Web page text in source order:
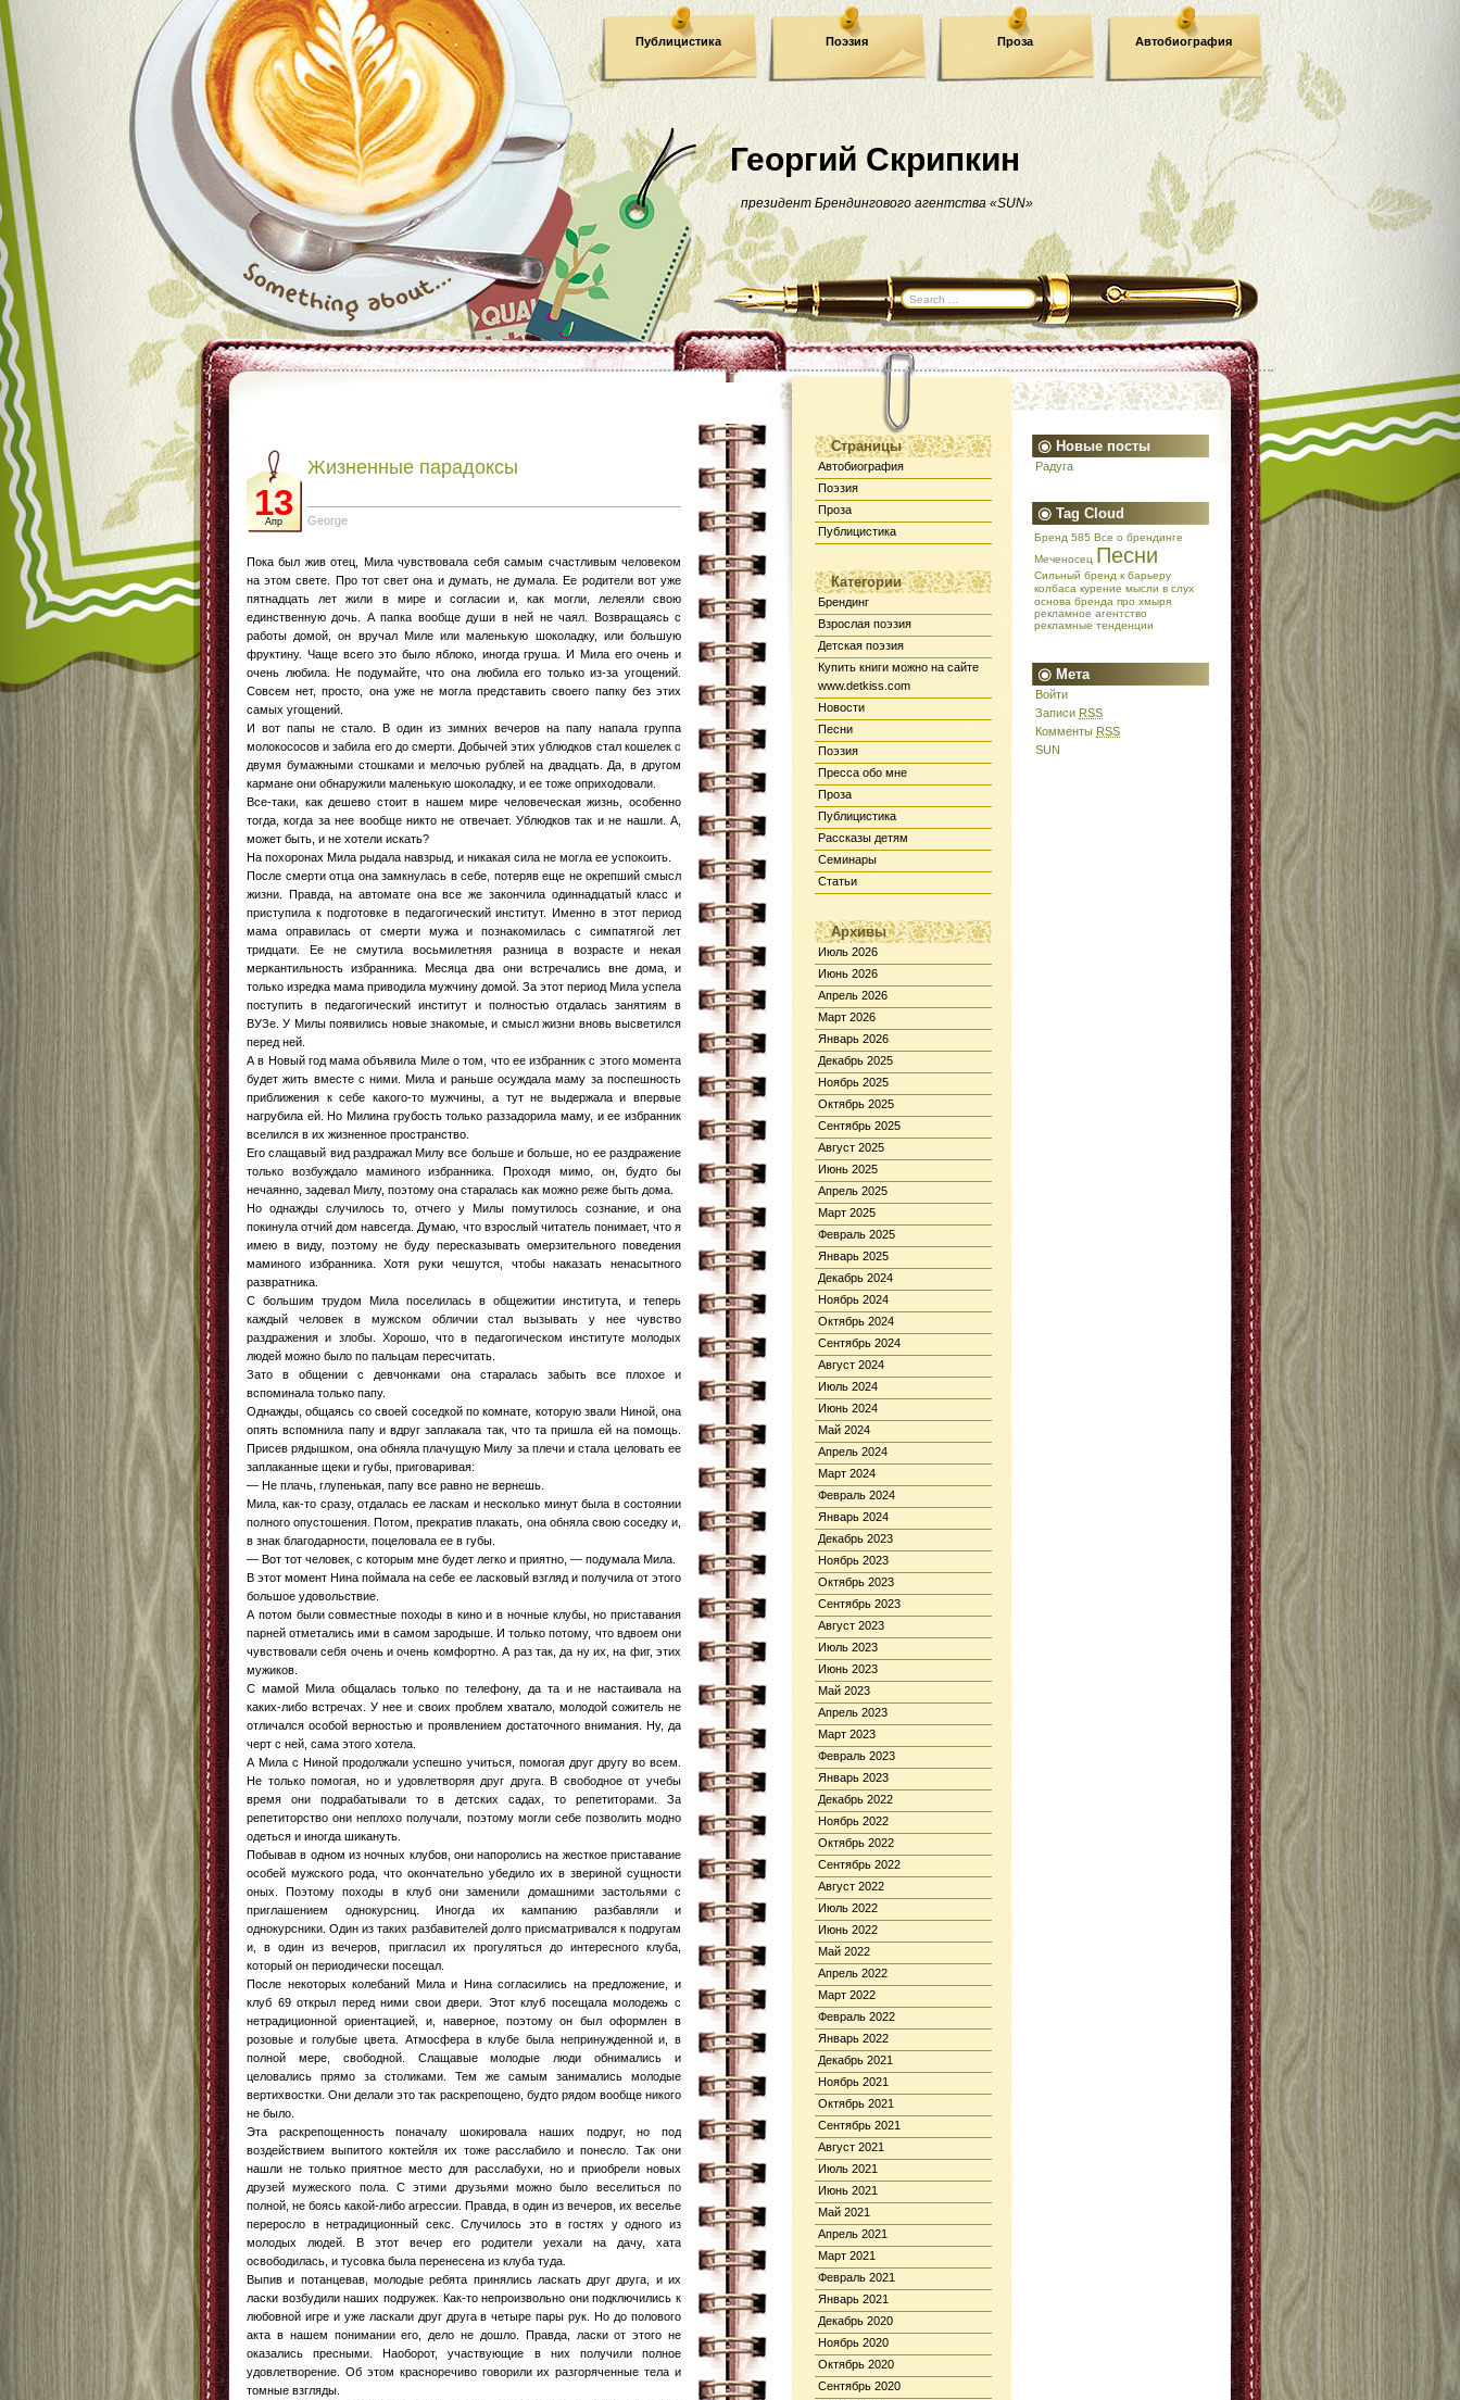
Георгий Скрипкин
президент Брендингового агентства «SUN»
Публицистика Поэзия Проза Автобиография
Страницы
Автобиография
Поэзия
Проза
Публицистика
Категории
Брендинг
Взрослая поэзия
Детская поэзия
Купить книги можно на сайте
www.detkiss.com
Новости
Песни
Поэзия
Пресса обо мне
Проза
Публицистика
Рассказы детям
Семинары
Статьи
Архивы
Июль 2026
Июнь 2026
Апрель 2026
Март 2026
Январь 2026
Декабрь 2025
Ноябрь 2025
Октябрь 2025
Сентябрь 2025
Август 2025
Июнь 2025
Апрель 2025
Март 2025
Февраль 2025
Январь 2025
Декабрь 2024
Ноябрь 2024
Октябрь 2024
Сентябрь 2024
Август 2024
Июль 2024
Июнь 2024
Май 2024
Апрель 2024
Март 2024
Февраль 2024
Январь 2024
Декабрь 2023
Ноябрь 2023
Октябрь 2023
Сентябрь 2023
Август 2023
Июль 2023
Июнь 2023
Май 2023
Апрель 2023
Март 2023
Февраль 2023
Январь 2023
Декабрь 2022
Ноябрь 2022
Октябрь 2022
Сентябрь 2022
Август 2022
Июль 2022
Июнь 2022
Май 2022
Апрель 2022
Март 2022
Февраль 2022
Январь 2022
Декабрь 2021
Ноябрь 2021
Октябрь 2021
Сентябрь 2021
Август 2021
Июль 2021
Июнь 2021
Май 2021
Апрель 2021
Март 2021
Февраль 2021
Январь 2021
Декабрь 2020
Ноябрь 2020
Октябрь 2020
Сентябрь 2020
Новые посты
Радуга
Tag Cloud
Бренд 585 Все о брендинге
Меченосец Песни
Сильный бренд к барьеру
колбаса курение мысли в слух
основа бренда про хмыря
рекламное агентство
рекламные тенденции
Мета
Войти
Записи RSS
Комменты RSS
SUN
13
Апр
Жизненные парадоксы
George
Пока был жив отец, Мила чувствовала себя самым счастливым человеком
на этом свете. Про тот свет она и думать, не думала. Ее родители вот уже
пятнадцать лет жили в мире и согласии и, как могли, лелеяли свою
единственную дочь. А папка вообще души в ней не чаял. Возвращаясь с
работы домой, он вручал Миле или маленькую шоколадку, или большую
фруктину. Чаще всего это было яблоко, иногда груша. И Мила его очень и
очень любила. Не подумайте, что она любила его только из-за угощений.
Совсем нет, просто, она уже не могла представить своего папку без этих
самых угощений.
И вот папы не стало. В один из зимних вечеров на папу напала группа
молокососов и забила его до смерти. Добычей этих ублюдков стал кошелек с
двумя бумажными стошками и мелочью рублей на двадцать. Да, в другом
кармане они обнаружили маленькую шоколадку, и ее тоже оприходовали.
Все-таки, как дешево стоит в нашем мире человеческая жизнь, особенно
тогда, когда за нее вообще никто не отвечает. Ублюдков так и не нашли. А,
может быть, и не хотели искать?
На похоронах Мила рыдала навзрыд, и никакая сила не могла ее успокоить.
После смерти отца она замкнулась в себе, потеряв еще не окрепший смысл
жизни. Правда, на автомате она все же закончила одиннадцатый класс и
приступила к подготовке в педагогический институт. Именно в этот период
мама оправилась от смерти мужа и познакомилась с симпатягой лет
тридцати. Ее не смутила восьмилетняя разница в возрасте и некая
меркантильность избранника. Месяца два они встречались вне дома, и
только изредка мама приводила мужчину домой. За этот период Мила успела
поступить в педагогический институт и полностью отдалась занятиям в
ВУЗе. У Милы появились новые знакомые, и смысл жизни вновь высветился
перед ней.
А в Новый год мама объявила Миле о том, что ее избранник с этого момента
будет жить вместе с ними. Мила и раньше осуждала маму за поспешность
приближения к себе какого-то мужчины, а тут не выдержала и впервые
нагрубила ей. Но Милина грубость только раззадорила маму, и ее избранник
вселился в их жизненное пространство.
Его слащавый вид раздражал Милу все больше и больше, но ее раздражение
только возбуждало маминого избранника. Проходя мимо, он, будто бы
нечаянно, задевал Милу, поэтому она старалась как можно реже быть дома.
Но однажды случилось то, отчего у Милы помутилось сознание, и она
покинула отчий дом навсегда. Думаю, что взрослый читатель понимает, что я
имею в виду, поэтому не буду пересказывать омерзительного поведения
маминого избранника. Хотя руки чешутся, чтобы наказать ненасытного
развратника.
С большим трудом Мила поселилась в общежитии института, и теперь
каждый человек в мужском обличии стал вызывать у нее чувство
раздражения и злобы. Хорошо, что в педагогическом институте молодых
людей можно было по пальцам пересчитать.
Зато в общении с девчонками она старалась забыть все плохое и
вспоминала только папу.
Однажды, общаясь со своей соседкой по комнате, которую звали Ниной, она
опять вспомнила папу и вдруг заплакала так, что та пришла ей на помощь.
Присев рядышком, она обняла плачущую Милу за плечи и стала целовать ее
заплаканные щеки и губы, приговаривая:
— Не плачь, глупенькая, папу все равно не вернешь.
Мила, как-то сразу, отдалась ее ласкам и несколько минут была в состоянии
полного опустошения. Потом, прекратив плакать, она обняла свою соседку и,
в знак благодарности, поцеловала ее в губы.
— Вот тот человек, с которым мне будет легко и приятно, — подумала Мила.
В этот момент Нина поймала на себе ее ласковый взгляд и получила от этого
большое удовольствие.
А потом были совместные походы в кино и в ночные клубы, но приставания
парней отметались ими в самом зародыше. И только потому, что вдвоем они
чувствовали себя очень и очень комфортно. А раз так, да ну их, на фиг, этих
мужиков.
С мамой Мила общалась только по телефону, да та и не настаивала на
каких-либо встречах. У нее и своих проблем хватало, молодой сожитель не
отличался особой верностью и проявлением достаточного внимания. Ну, да
черт с ней, сама этого хотела.
А Мила с Ниной продолжали успешно учиться, помогая друг другу во всем.
Не только помогая, но и удовлетворяя друг друга. В свободное от учебы
время они подрабатывали то в детских садах, то репетиторами. За
репетиторство они неплохо получали, поэтому могли себе позволить модно
одеться и иногда шикануть.
Побывав в одном из ночных клубов, они напоролись на жесткое приставание
особей мужского рода, что окончательно убедило их в звериной сущности
оных. Поэтому походы в клуб они заменили домашними застольями с
приглашением однокурсниц. Иногда их кампанию разбавляли и
однокурсники. Один из таких разбавителей долго присматривался к подругам
и, в один из вечеров, пригласил их прогуляться до интересного клуба,
который он периодически посещал.
После некоторых колебаний Мила и Нина согласились на предложение, и
клуб 69 открыл перед ними свои двери. Этот клуб посещала молодежь с
нетрадиционной ориентацией, и, наверное, поэтому он был оформлен в
розовые и голубые цвета. Атмосфера в клубе была непринужденной и, в
полной мере, свободной. Слащавые молодые люди обнимались и
целовались прямо за столиками. Тем же самым занимались молодые
вертихвостки. Они делали это так раскрепощено, будто рядом вообще никого
не было.
Эта раскрепощенность поначалу шокировала наших подруг, но под
воздействием выпитого коктейля их тоже расслабило и понесло. Так они
нашли не только приятное место для расслабухи, но и приобрели новых
друзей мужеского пола. С этими друзьями можно было веселиться по
полной, не боясь какой-либо агрессии. Правда, в один из вечеров, их веселье
переросло в нетрадиционный секс. Случилось это в гостях у одного из
молодых людей. В этот вечер его родители уехали на дачу, хата
освободилась, и тусовка была перенесена из клуба туда.
Выпив и потанцевав, молодые ребята принялись ласкать друг друга, и их
ласки возбудили наших подружек. Как-то непроизвольно они подключились к
любовной игре и уже ласкали друг друга в четыре пары рук. Но до полового
акта в нашем понимании его, дело не дошло. Правда, ласки от этого не
оказались пресными. Наоборот, участвующие в них получили полное
удовлетворение. Об этом красноречиво говорили их разгоряченные тела и
томные взгляды.